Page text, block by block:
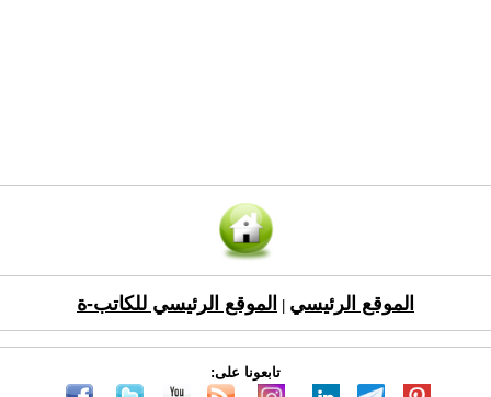
الموقع الرئيسي الموقع الرئيسي للكاتب-ة
تابعونا على: